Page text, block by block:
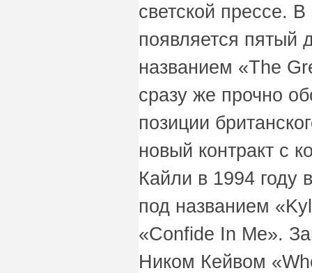
светской прессе. В
появляется пятый
названием «The
сразу же прочно
позиции
новый контракт с
Кайли в 1994 году
под названием
«Confide In Me».
Ником Кейвом